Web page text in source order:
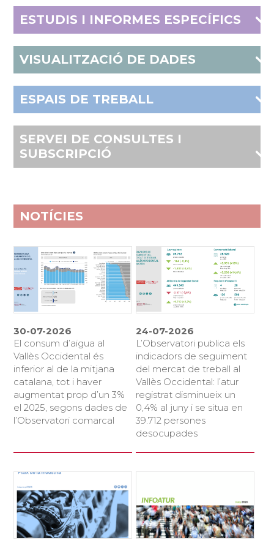
ESTUDIS I INFORMES ESPECÍFICS
VISUALITZACIÓ DE DADES
ESPAIS DE TREBALL
SERVEI DE CONSULTES I
SUBSCRIPCIÓ
NOTÍCIES
30-07-2026
El consum d’aigua al
Vallès Occidental és
inferior al de la mitjana
catalana, tot i haver
augmentat prop d’un 3%
el 2025, segons dades de
l’Observatori comarcal
24-07-2026
L’Observatori publica els
indicadors de seguiment
del mercat de treball al
Vallès Occidental: l’atur
registrat disminueix un
0,4% al juny i se situa en
39.712 persones
desocupades